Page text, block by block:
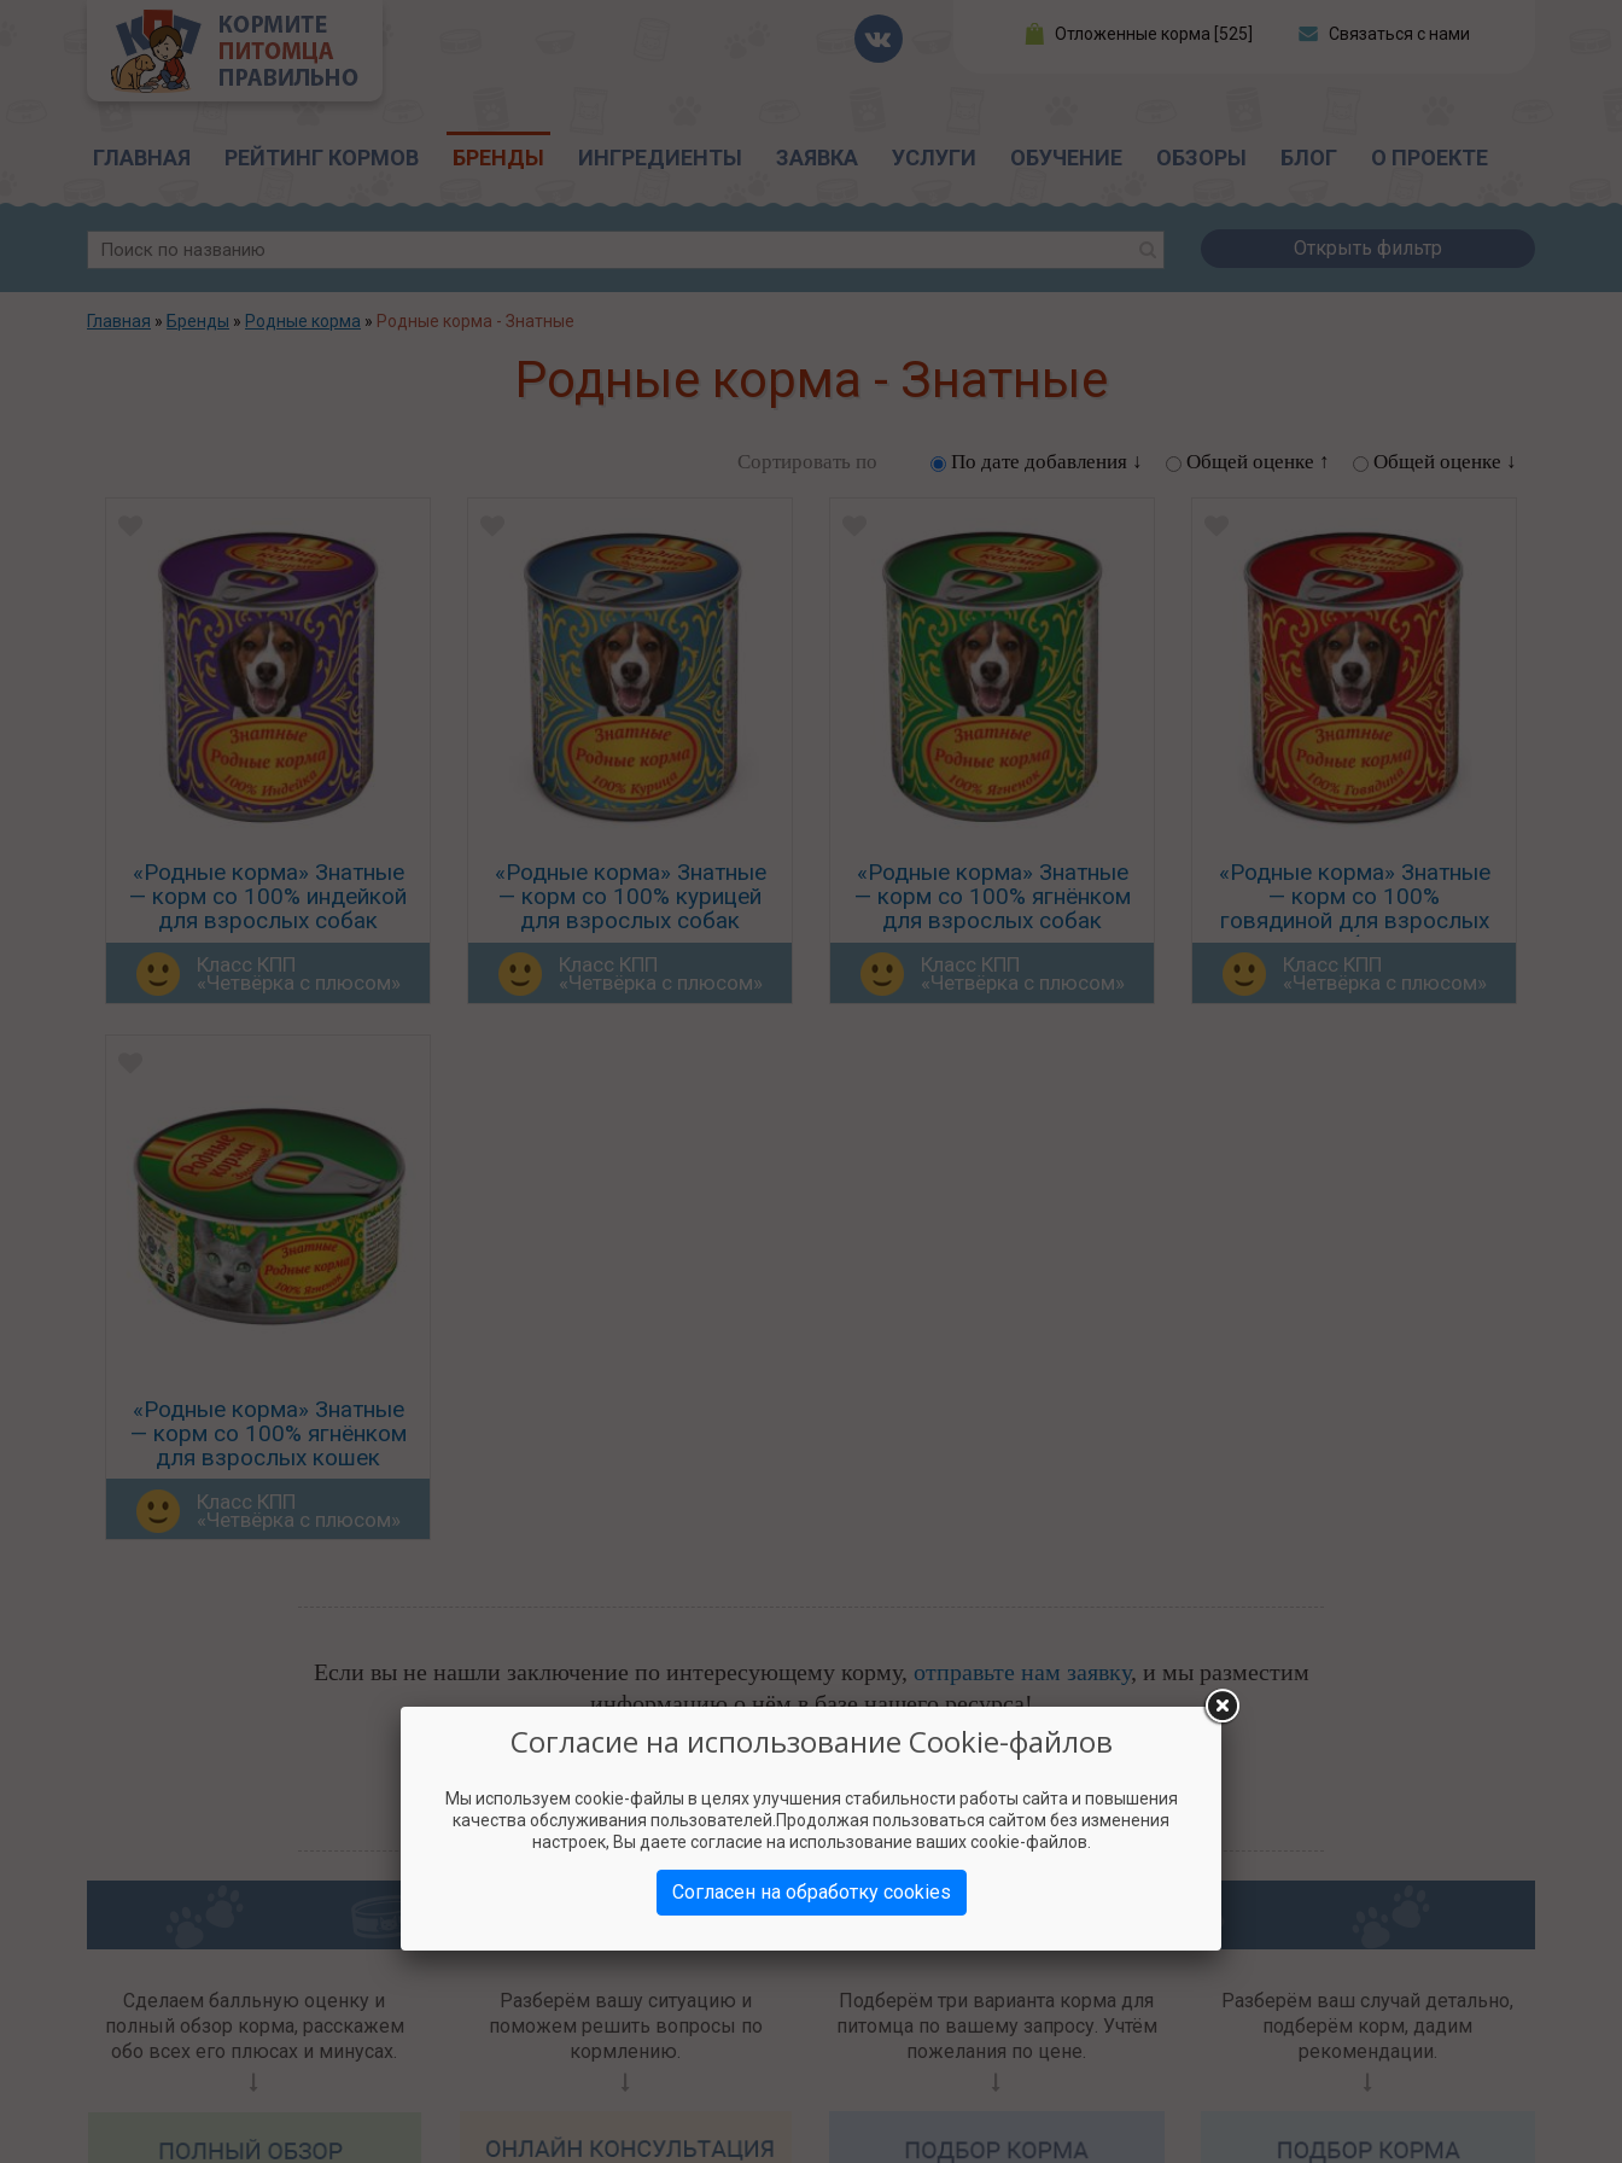
Отложенные корма [525] Связаться с нами
ГЛАВНАЯ РЕЙТИНГ КОРМОВ БРЕНДЫ ИНГРЕДИЕНТЫ ЗАЯВКА УСЛУГИ ОБУЧЕНИЕ ОБЗОРЫ БЛОГ О ПРОЕКТЕ
Открыть фильтр
Главная » Бренды » Родные корма » Родные корма - Знатные
Родные корма - Знатные
Сортировать по По дате добавления ↓ Общей оценке ↑ Общей оценке ↓
«Родные корма» Знатные
— корм со 100% индейкой
для взрослых собак
Класс КПП
«Четвёрка с плюсом»
«Родные корма» Знатные
— корм со 100% курицей
для взрослых собак
Класс КПП
«Четвёрка с плюсом»
«Родные корма» Знатные
— корм со 100% ягнёнком
для взрослых собак
Класс КПП
«Четвёрка с плюсом»
«Родные корма» Знатные
— корм со 100%
говядиной для взрослых
собак
Класс КПП
«Четвёрка с плюсом»
«Родные корма» Знатные
— корм со 100% ягнёнком
для взрослых кошек
Класс КПП
«Четвёрка с плюсом»
Если вы не нашли заключение по интересующему корму, отправьте нам заявку, и мы разместим
информацию о нём в базе нашего ресурса!
Наши услуги
Сделаем балльную оценку и
полный обзор корма, расскажем
обо всех его плюсах и минусах.
Разберём вашу ситуацию и
поможем решить вопросы по
кормлению.
Подберём три варианта корма для
питомца по вашему запросу. Учтём
пожелания по цене.
Разберём ваш случай детально,
подберём корм, дадим
рекомендации.
Согласие на использование Cookie-файлов
Мы используем cookie-файлы в целях улучшения стабильности работы сайта и повышения
качества обслуживания пользователей.Продолжая пользоваться сайтом без изменения
настроек, Вы даете согласие на использование ваших cookie-файлов.
Согласен на обработку cookies